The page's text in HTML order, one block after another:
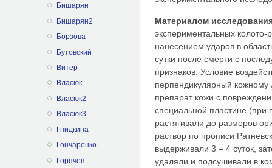
Бишарян
Бишарян2
Борзова
Бутовский
Витер
Власюк
Власюк2
Власюк3
Гнидкина
Гончаренко
Горячев
Материалом
экспериментальных
нанесением ударов в
сутки после смерти с
признаков. Условие
перпендикулярный кожному
препарат кожи с
специальной пластине (при
растягивали до размеров
раствор по прописи
выдерживали 3 – 4 суток,
удаляли и подсушивали в